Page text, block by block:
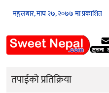
मङ्गलबार, माघ २७, २०७७ मा प्रकाशित
तपाईको प्रतिक्रिया